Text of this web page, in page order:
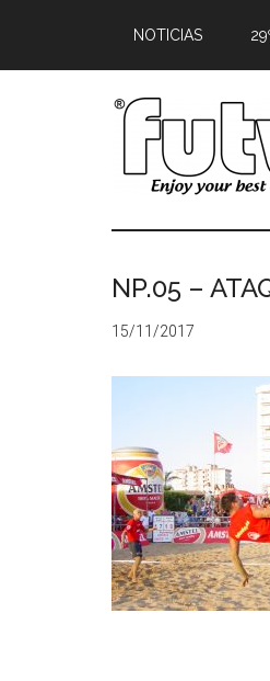
NOTICIAS
NP.05 –
15/11/2017